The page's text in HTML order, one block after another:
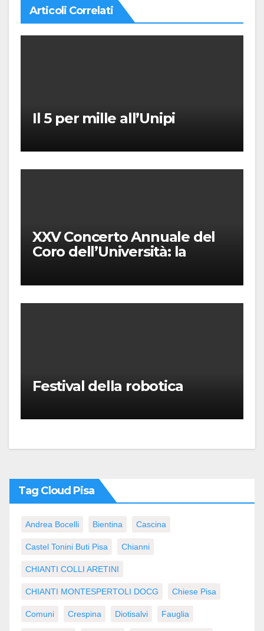
Articoli Correlati
Il 5 per mille all’Unipi
XXV Concerto Annuale del
Coro dell’Università: la
Puccini
Festival della robotica
Tag Cloud Pisa
Andrea Bocelli Bientina Cascina
Castel Tonini Buti Pisa Chianni
CHIANTI COLLI ARETINI
CHIANTI MONTESPERTOLI DOCG Chiese Pisa
Comuni Crespina Diotisalvi Fauglia